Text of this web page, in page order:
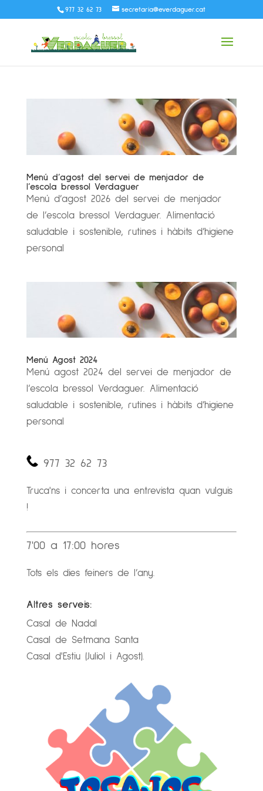
977 32 62 73 secretaria@everdaguer.cat
Menú d’agost del servei de menjador de
l’escola bressol Verdaguer
Menú d’agost 2026 del servei de menjador
de l’escola bressol Verdaguer. Alimentació
saludable i sostenible, rutines i hàbits d’higiene
personal
Menú Agost 2024
Menú agost 2024 del servei de menjador de
l’escola bressol Verdaguer. Alimentació
saludable i sostenible, rutines i hàbits d’higiene
personal
977 32 62 73
Truca'ns i concerta una entrevista quan vulguis
!
7'00 a 17:00 hores
Tots els dies feiners de l’any.
Altres serveis:
Casal de Nadal
Casal de Setmana Santa
Casal d'Estiu (Juliol i Agost).